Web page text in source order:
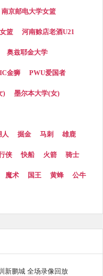
南京邮电大学女篮
篮 河南赊店老酒U21
奥兹耶金大学
金狮 PWU爱国者
) 墨尔本大学(女)
人 掘金 马刺 雄鹿
侠 快船 火箭 骑士
魔术 国王 黄蜂 公牛
新鹏城 全场录像回放